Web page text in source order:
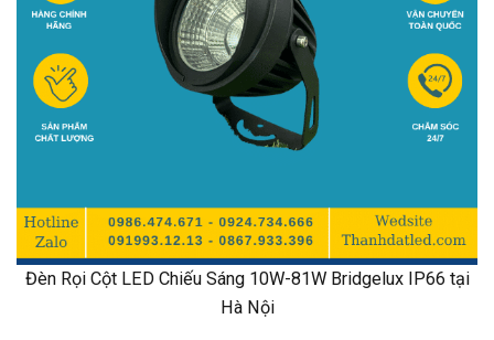
Đèn Rọi Cột LED Chiếu Sáng 10W-81W Bridgelux IP66 tại
Hà Nội